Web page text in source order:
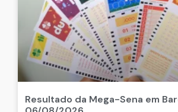
Resultado da Mega-Sena em